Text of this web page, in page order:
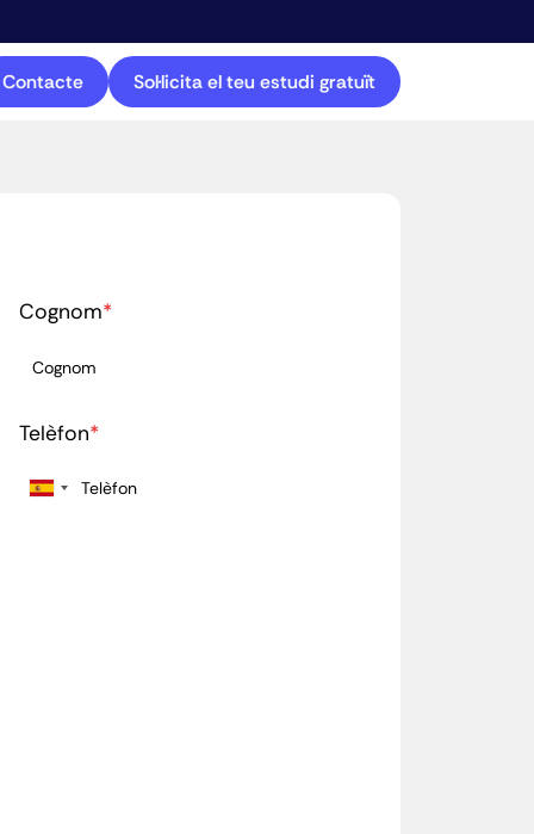
Contacte Sol·licita el teu estudi gratuït
Cognom*
Telèfon*